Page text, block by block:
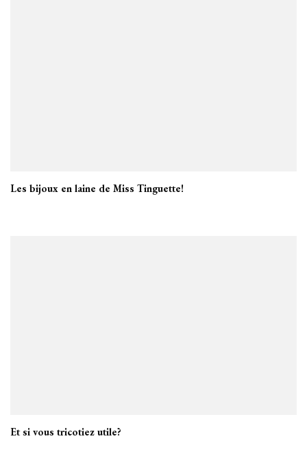
Les bijoux en laine de Miss Tinguette!
Et si vous tricotiez utile?